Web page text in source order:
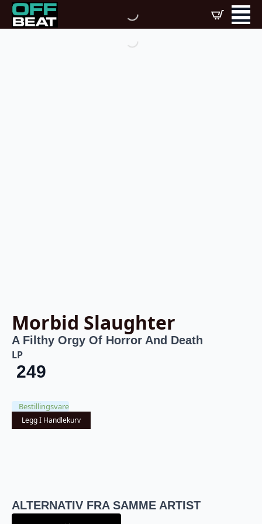
Morbid Slaughter
A Filthy Orgy Of Horror And Death
LP
249
Bestillingsvare
Legg I Handlekurv
ALTERNATIV FRA SAMME ARTIST